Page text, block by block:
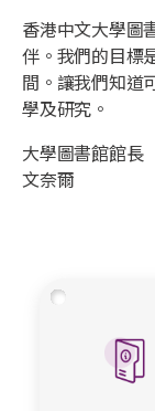
香港中文大學圖
伴。我們的目標
間。讓我們知道
學及研究。
大學圖書館館長
文奈爾